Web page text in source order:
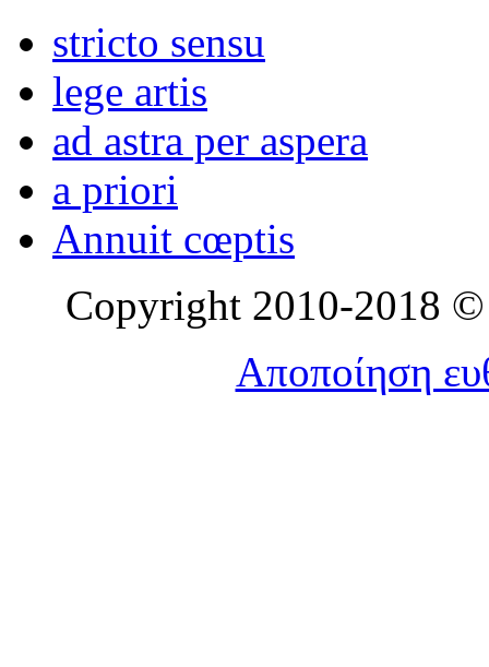
stricto sensu
lege artis
ad astra per aspera
a priori
Annuit cœptis
Copyright 2010-2018
Αποποίηση